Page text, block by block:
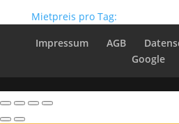
Mietpreis pro Tag:
Impressum
AGB
Google